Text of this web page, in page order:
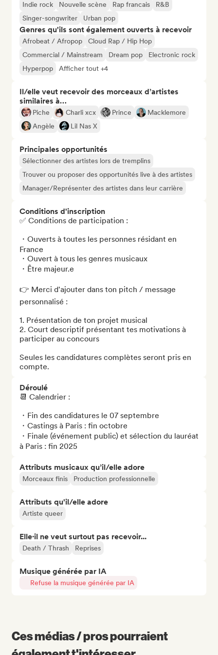
Indie rock
Nouvelle scène Rap francais
R&B
Singer-songwriter
Urban pop
Genres qu'ils sont également ouverts à recevoir
Afrobeat / Afropop
Cloud Rap / Hip Hop
Commercial / Mainstream
Dream pop
Electronic rock
Hyperpop
Afficher tout +4
Il/elle veut recevoir des morceaux d’artistes
similaires à…
Piche Charli xcx Prince
Macklemore
Angèle
Lil Nas X
Principales opportunités
Sélectionner des artistes lors de tremplins
Trouver ou proposer des opportunités live à des artistes
Manager/Représenter des artistes dans leur carrière
Conditions d'inscription
✅ Conditions de participation :
・Ouverts à toutes les personnes résidant en
France
・Ouvert à tous les genres musicaux
・Être majeur.e
👉 Merci d'ajouter dans ton pitch / message
personnalisé :
1. Présentation de ton projet musical
2. Court descriptif présentant tes motivations à
participer au concours
Seules les candidatures complètes seront pris en
compte.
Déroulé
📆 Calendrier :
・Fin des candidatures le 07 septembre
・Castings à Paris : fin octobre
・Finale (événement public) et sélection du lauréat
à Paris : fin 2025
Attributs musicaux qu’il/elle adore
Morceaux finis Production professionnelle
Attributs qu'il/elle adore
Artiste queer
Elle·il ne veut surtout pas recevoir...
Death / Thrash Reprises
Musique générée par IA
Refuse la musique générée par IA
Ces médias / pros pourraient